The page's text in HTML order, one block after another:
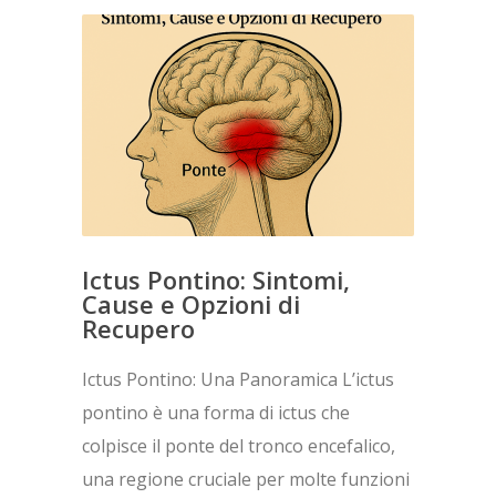
Ictus Pontino: Sintomi,
Cause e Opzioni di
Recupero
Ictus Pontino: Una Panoramica L’ictus
pontino è una forma di ictus che
colpisce il ponte del tronco encefalico,
una regione cruciale per molte funzioni